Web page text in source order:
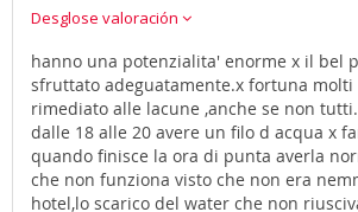
Desglose valoración
hanno una potenzialita' enorme x il bel
sfruttato adeguatamente.x fortuna
rimediato alle lacune ,anche se non
dalle 18 alle 20 avere un filo d acqua x
quando finisce la ora di punta averla
che non funziona visto che non era
hotel,lo scarico del water che non